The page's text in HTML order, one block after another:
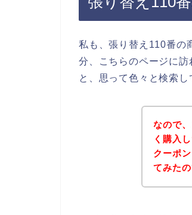
私も、張り替え110番の
分、こちらのページに訪
と、思って色々と検索し
なので
く購入
クーポ
てみた